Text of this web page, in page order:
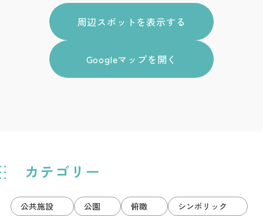
カテゴリー
公共施設 公園 俯瞰 シンボリック
周辺スポットを表示する
Googleマップを開く